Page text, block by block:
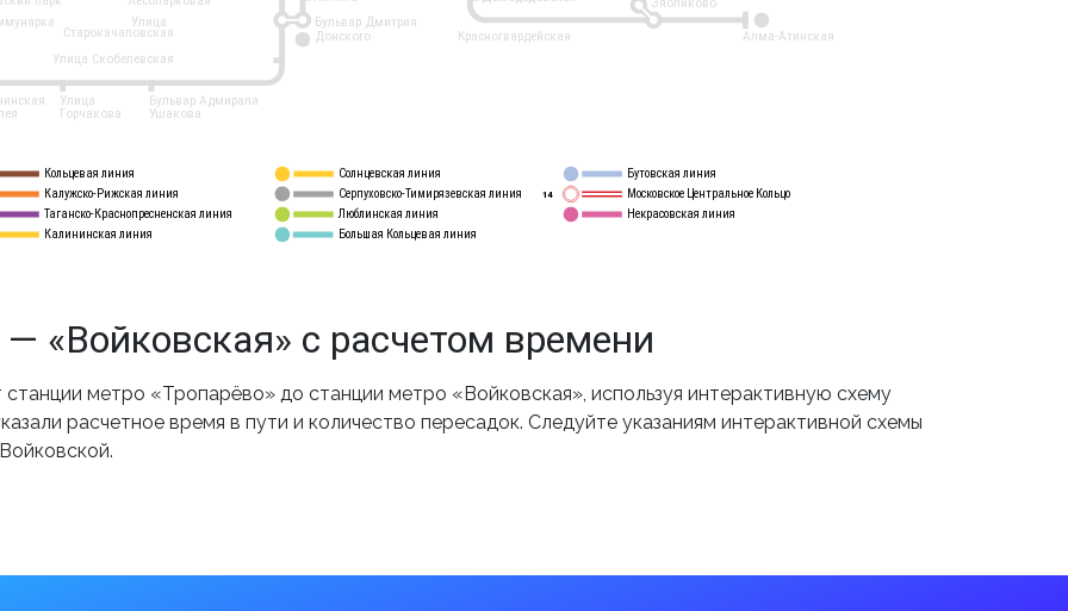
Кольцевая линия
Калужско-Рижская линия
Таганско-Краснопресненская линия
Калининская линия
Солнцевская линия
Серпуховско-Тимирязевская линия
Люблинская линия
Бутовская линия
Московское Центральное Кольцо
Большая Кольцевая линия
Некрасовская линия
14
2
Красногвардейская Алма-Атинская
Бульвар Дмитрия
Донского
Улица
Старокачаловская
Улица Скобелевская
Бульвар Адмирала
Ушакова
Улица
Горчакова
«Войковская» с расчетом времени
метро «Тропарёво» до станции метро «Войковская», используя интерактивную схему
расчетное время в пути и количество пересадок. Следуйте указаниям интерактивной схемы